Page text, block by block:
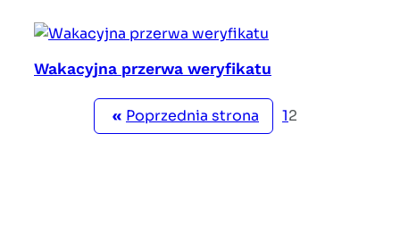
Wakacyjna przerwa weryfikatu
« Poprzednia strona 12